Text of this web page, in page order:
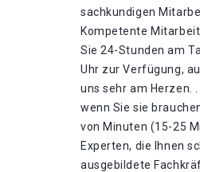
sachkundigen
Kompetente
Sie 24-Stunden am
Uhr zur Verfügung,
uns sehr am Herzen.
wenn Sie sie
von Minuten (15-25
Experten, die Ihnen
ausgebildete